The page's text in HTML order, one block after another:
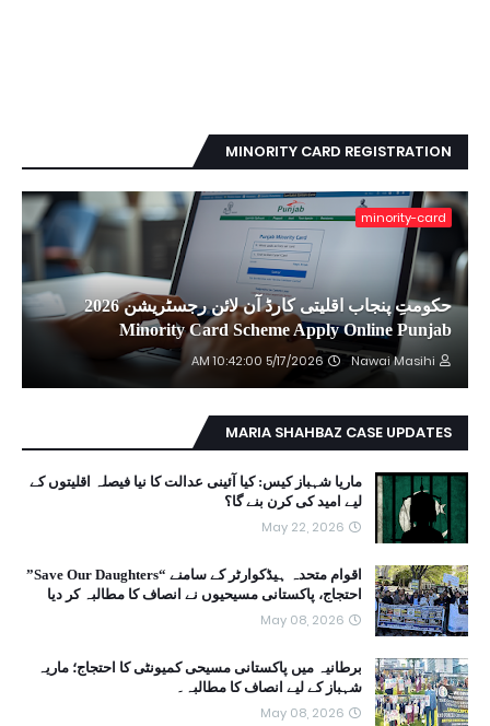
MINORITY CARD REGISTRATION
minority-card
حکومتِ پنجاب اقلیتی کارڈ آن لائن رجسٹریشن 2026
Minority Card Scheme Apply Online Punjab
Nawai Masihi
5/17/2026 10:42:00 AM
MARIA SHAHBAZ CASE UPDATES
ماریا شہباز کیس: کیا آئینی عدالت کا نیا فیصلہ اقلیتوں کے
لیے امید کی کرن بنے گا؟
May 22, 2026
اقوام متحدہ ہیڈکوارٹر کے سامنے “Save Our Daughters”
احتجاج، پاکستانی مسیحیوں نے انصاف کا مطالبہ کر دیا
May 08, 2026
برطانیہ میں پاکستانی مسیحی کمیونٹی کا احتجاج؛ ماریہ
شہباز کے لیے انصاف کا مطالبہ۔
May 08, 2026